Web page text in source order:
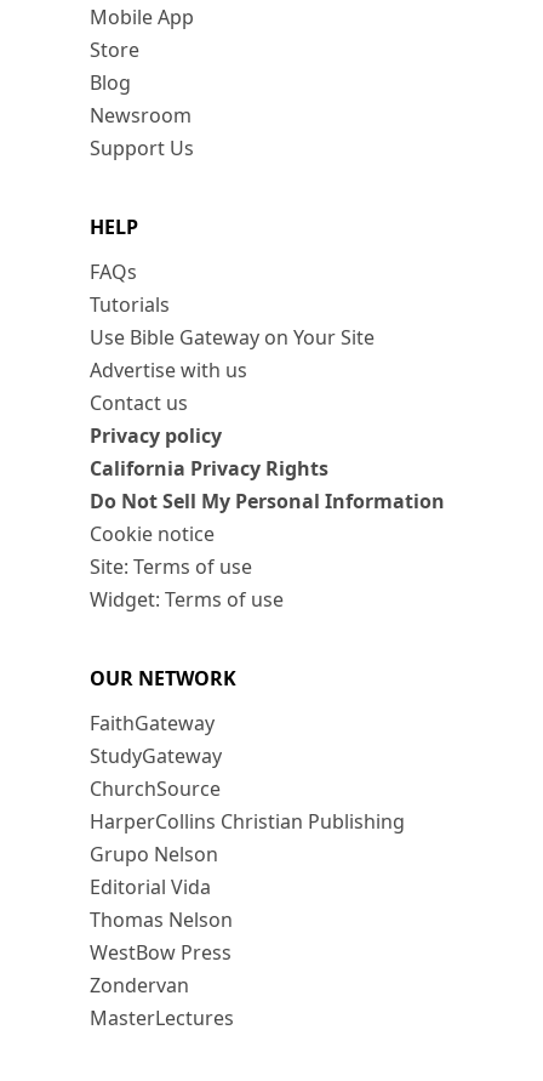
Mobile App
Store
Blog
Newsroom
Support Us
HELP
FAQs
Tutorials
Use Bible Gateway on Your Site
Advertise with us
Contact us
Privacy policy
California Privacy Rights
Do Not Sell My Personal Information
Cookie notice
Site: Terms of use
Widget: Terms of use
OUR NETWORK
FaithGateway
StudyGateway
ChurchSource
HarperCollins Christian Publishing
Grupo Nelson
Editorial Vida
Thomas Nelson
WestBow Press
Zondervan
MasterLectures